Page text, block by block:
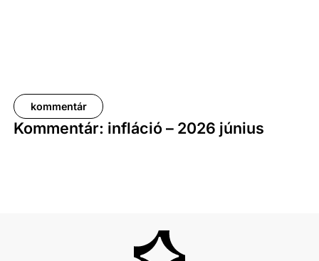
kommentár
Kommentár: infláció – 2026 június